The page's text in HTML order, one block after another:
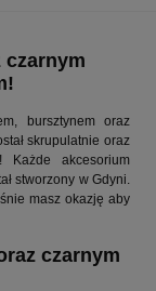
czarnym
bursztynem oraz
skrupulatnie oraz
Każde akcesorium
stworzony w Gdyni.
masz okazję aby
czarnym